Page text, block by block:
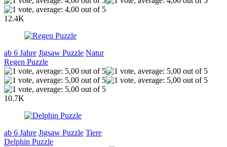
12.4K
ab 6 Jahre Jigsaw Puzzle Natur
Regen Puzzle
10.7K
ab 6 Jahre Jigsaw Puzzle Tiere
Delphin Puzzle